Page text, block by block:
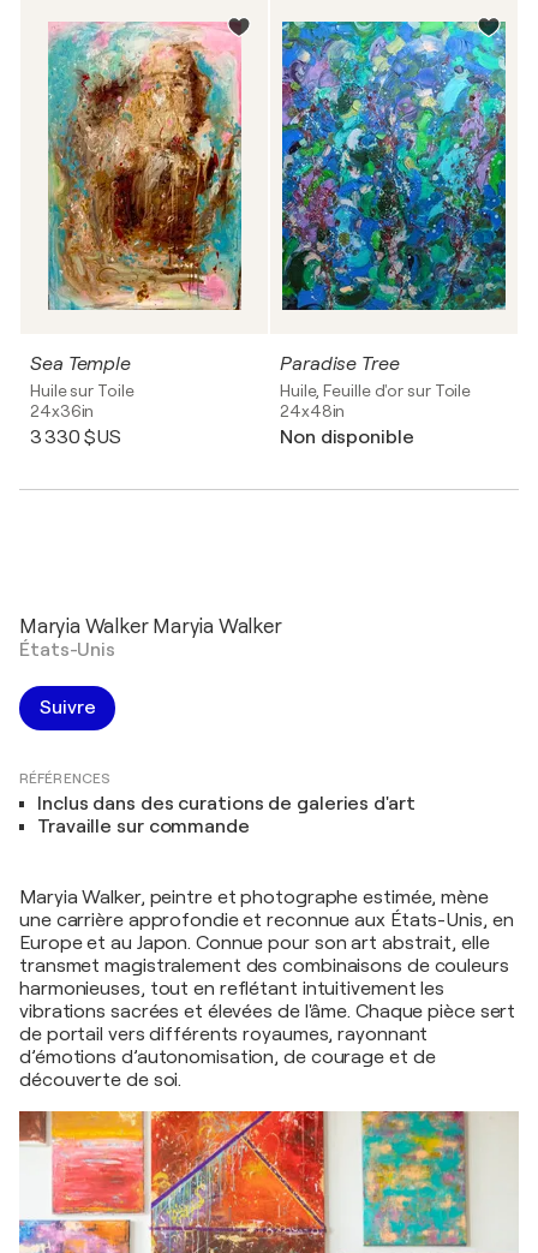
Sea Temple
Huile sur Toile
24x36in
3 330 $US
Paradise Tree
Huile, Feuille d'or sur Toile
24x48in
Non disponible
Maryia Walker Maryia Walker
États-Unis
Suivre
RÉFÉRENCES
Inclus dans des curations de galeries d'art
Travaille sur commande
Maryia Walker, peintre et photographe estimée, mène
une carrière approfondie et reconnue aux États-Unis, en
Europe et au Japon. Connue pour son art abstrait, elle
transmet magistralement des combinaisons de couleurs
harmonieuses, tout en reflétant intuitivement les
vibrations sacrées et élevées de l'âme. Chaque pièce sert
de portail vers différents royaumes, rayonnant
d’émotions d’autonomisation, de courage et de
découverte de soi.